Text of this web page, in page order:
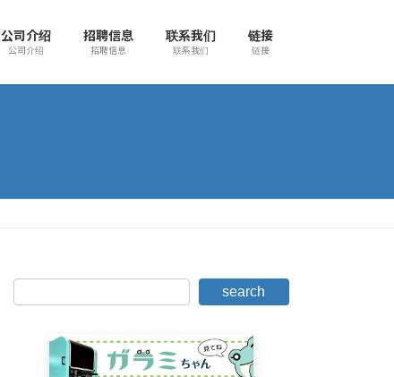
公司介绍
公司介绍
招聘信息
招聘信息
联系我们
联系我们
链接
链接
search